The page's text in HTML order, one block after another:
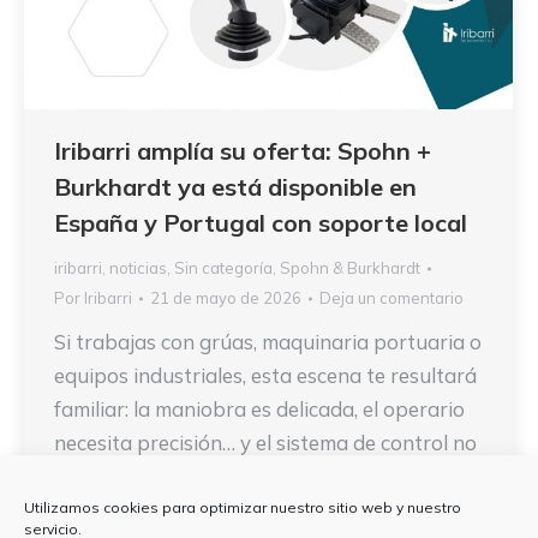
Utilizamos cookies para optimizar nuestro sitio web y nuestro
servicio.
Iribarri amplía su oferta: Spohn +
Burkhardt ya está disponible en
España y Portugal con soporte local
iribarri noticias Sin categoría Spohn & Burkhardt
Por Iribarri 21 de mayo de 2026 Deja un comentario
Si trabajas con grúas, maquinaria portuaria o
equipos industriales, esta escena te resultará
familiar: la maniobra es delicada, el operario
necesita precisión… y el sistema de control no
transmite bien, un puesto incómodo tras